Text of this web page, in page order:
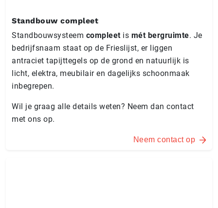
Standbouw compleet
Standbouwsysteem compleet is mét bergruimte. Je
bedrijfsnaam staat op de Frieslijst, er liggen
antraciet tapijttegels op de grond en natuurlijk is
licht, elektra, meubilair en dagelijks schoonmaak
inbegrepen.
Wil je graag alle details weten? Neem dan contact
met ons op.
Neem contact op